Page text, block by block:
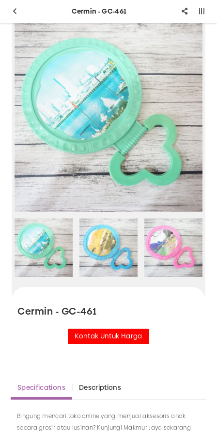
Cermin - GC-461
Cermin - GC-461
Kontak Untuk Harga
Specifications Descriptions
Bingung mencari toko online yang menjual aksesoris anak
secara grosir atau lusinan? Kunjungi Makmur Jaya sekarang